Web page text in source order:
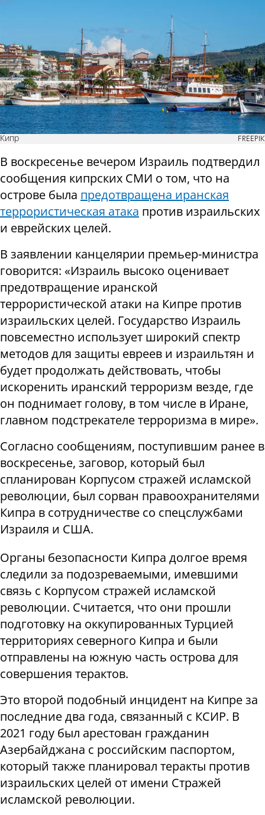
Кипр FREEPIK
В воскресенье вечером Израиль подтвердил
сообщения кипрских СМИ о том, что на
острове была предотвращена иранская
террористическая атака против израильских
и еврейских целей.
В заявлении канцелярии премьер-министра
говорится: «Израиль высоко оценивает
предотвращение иранской
террористической атаки на Кипре против
израильских целей. Государство Израиль
повсеместно использует широкий спектр
методов для защиты евреев и израильтян и
будет продолжать действовать, чтобы
искоренить иранский терроризм везде, где
он поднимает голову, в том числе в Иране,
главном подстрекателе терроризма в мире».
Согласно сообщениям, поступившим ранее в
воскресенье, заговор, который был
спланирован Корпусом стражей исламской
революции, был сорван правоохранителями
Кипра в сотрудничестве со спецслужбами
Израиля и США.
Органы безопасности Кипра долгое время
следили за подозреваемыми, имевшими
связь с Корпусом стражей исламской
революции. Считается, что они прошли
подготовку на оккупированных Турцией
территориях северного Кипра и были
отправлены на южную часть острова для
совершения терактов.
Это второй подобный инцидент на Кипре за
последние два года, связанный с КСИР. В
2021 году был арестован гражданин
Азербайджана с российским паспортом,
который также планировал теракты против
израильских целей от имени Стражей
исламской революции.